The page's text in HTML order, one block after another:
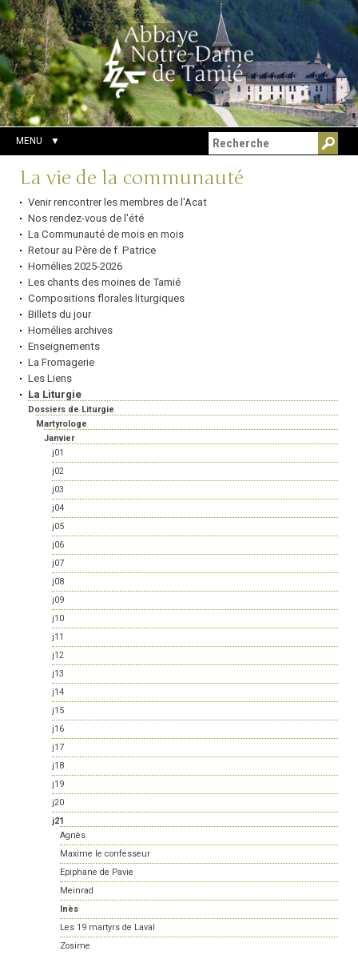
Aller
au
contenu.
|
Aller
à
la
navigation
Outils
personnels
Chercher par
Recherche
avancée…
MENU
Navigation
La vie de la communauté
Venir rencontrer les membres de l'Acat
Nos rendez-vous de l'été
La Communauté de mois en mois
Retour au Père de f. Patrice
Homélies 2025-2026
Les chants des moines de Tamié
Compositions florales liturgiques
Billets du jour
Homélies archives
Enseignements
La Fromagerie
Les Liens
La Liturgie
Dossiers de Liturgie
Martyrologe
Janvier
j01
j02
j03
j04
j05
j06
j07
j08
j09
j10
j11
j12
j13
j14
j15
j16
j17
j18
j19
j20
j21
Agnès
Maxime le confesseur
Epiphane de Pavie
Meinrad
Inès
Les 19 martyrs de Laval
Zosime